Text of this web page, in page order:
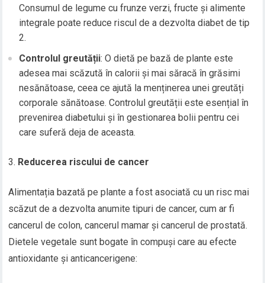
Consumul de legume cu frunze verzi, fructe și alimente
integrale poate reduce riscul de a dezvolta diabet de tip
2.
Controlul greutății: O dietă pe bază de plante este
adesea mai scăzută în calorii și mai săracă în grăsimi
nesănătoase, ceea ce ajută la menținerea unei greutăți
corporale sănătoase. Controlul greutății este esențial în
prevenirea diabetului și în gestionarea bolii pentru cei
care suferă deja de aceasta.
Reducerea riscului de cancer
Alimentația bazată pe plante a fost asociată cu un risc mai
scăzut de a dezvolta anumite tipuri de cancer, cum ar fi
cancerul de colon, cancerul mamar și cancerul de prostată.
Dietele vegetale sunt bogate în compuși care au efecte
antioxidante și anticancerigene: